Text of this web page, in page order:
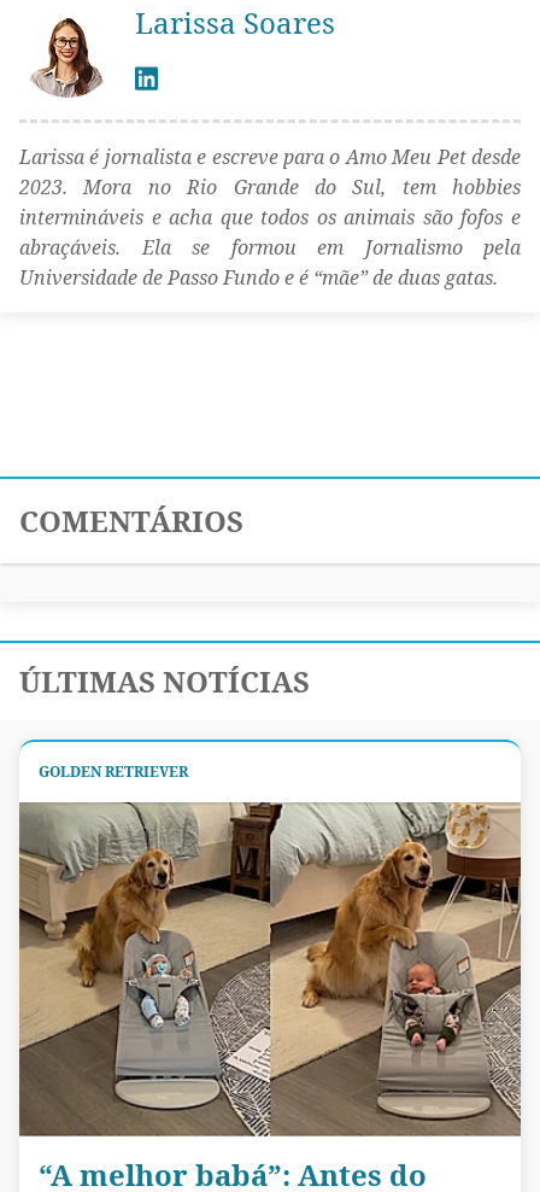
Larissa Soares
Larissa é jornalista e escreve para o Amo Meu Pet desde
2023. Mora no Rio Grande do Sul, tem hobbies
intermináveis e acha que todos os animais são fofos e
abraçáveis. Ela se formou em Jornalismo pela
Universidade de Passo Fundo e é “mãe” de duas gatas.
COMENTÁRIOS
ÚLTIMAS NOTÍCIAS
GOLDEN RETRIEVER
“A melhor babá”: Antes do